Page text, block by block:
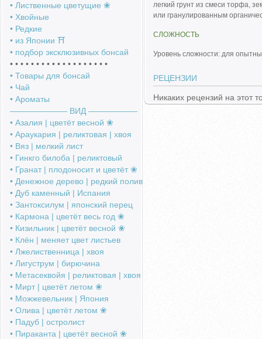
легкий грунт из смеси торфа,
или гранулированным
СЛОЖНОСТЬ
Уровень сложности: для
РЕЦЕНЗИИ
Никаких рецензий на этот
• Лиственные цветущие ❀
• Хвойные
• Редкие
• из Японии ⛩️
• подбор эксклюзивных бонсай
• • • • • • • • • • • • • • • • • • •
• Товары для бонсай
• Чай
• Ароматы
――――――― ВИД ――――――
• Азалия | цветёт весной ❀
• Араукария | реликтовая | хвоя
• Вяз | мелкий лист
• Гинкго билоба | реликтовый
• Гранат | плодоносит и цветёт ❀
• Денежное дерево | редкий полив
• Дуб каменный | Испания
• Зантоксилум | японский перец
• Кармона | цветёт весь год ❀
• Кизильник | цветёт весной ❀
• Клён | меняет цвет листьев
• Лжелиственница | хвоя
• Лигуструм | бирючина
• Метасеквойя | реликтовая | хвоя
• Мирт | цветёт летом ❀
• Можжевельник | Япония
• Олива | цветёт летом ❀
• Падуб | остролист
• Пираканта | цветёт весной ❀